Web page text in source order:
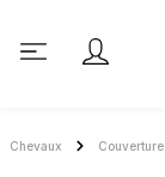
Chevaux